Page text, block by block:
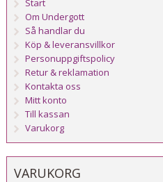
Start
Om Undergott
Så handlar du
Köp & leveransvillkor
Personuppgiftspolicy
Retur & reklamation
Kontakta oss
Mitt konto
Till kassan
Varukorg
VARUKORG